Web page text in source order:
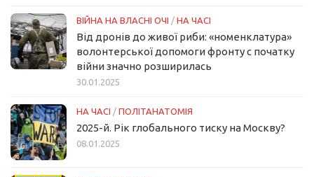
ВІЙНА НА ВЛАСНІ ОЧІ / НА ЧАСІ
Від дронів до живої риби: «номенклатура»
волонтерської допомоги фронту с початку
війни значно розширилась
30.01.2025
НА ЧАСІ / ПОЛІТАНАТОМІЯ
2025-й. Рік глобального тиску на Москву?
08.01.2025